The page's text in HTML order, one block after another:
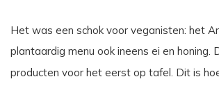
Het was een schok voor veganisten: het
plantaardig menu ook ineens ei en
producten voor het eerst op tafel. Dit is